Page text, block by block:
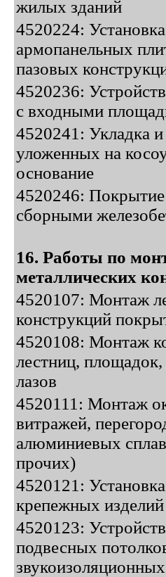
жилых зданий
4520224:
армопанельных
пазовых
4520236:
с входными
4520241: Укладка и
уложенных на
основание
4520246:
сборными
16. Работы по
металлических
4520107: Монтаж
конструкций
4520108: Монтаж
лестниц,
лазов
4520111: Монтаж
витражей,
алюминиевых
прочих)
4520121:
крепежных
4520123:
подвесных